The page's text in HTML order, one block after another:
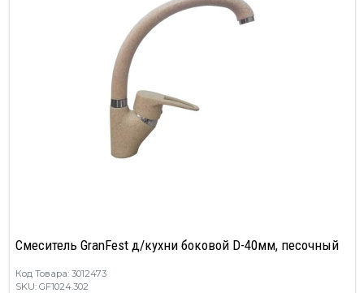
Смеситель GranFest д/кухни боковой D-40мм, песочный
Код Товара: 3012473
SKU: GF1024.302